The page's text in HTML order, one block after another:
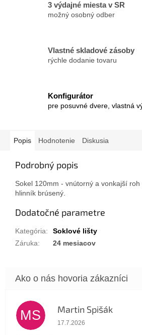
3 výdajné miesta v SR
možný osobný odber
Vlastné skladové zásoby
rýchle dodanie tovaru
Konfigurátor
pre posuvné dvere, vlastná
Popis Hodnotenie Diskusia
Podrobný popis
Sokel 120mm - vnútorný a vonkajší
hlinník brúsený.
Dodatočné parametre
Kategória:
Soklové lišty
Záruka: 24 mesiacov
MS Martin Spišák
Hodnotenie obchodu je 5
17.7.2026